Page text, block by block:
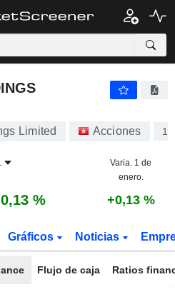
Limited Acciones
Varia. 1 de
enero.
% +0,13 %
Gráficos Noticias
Flujo de caja Ratios